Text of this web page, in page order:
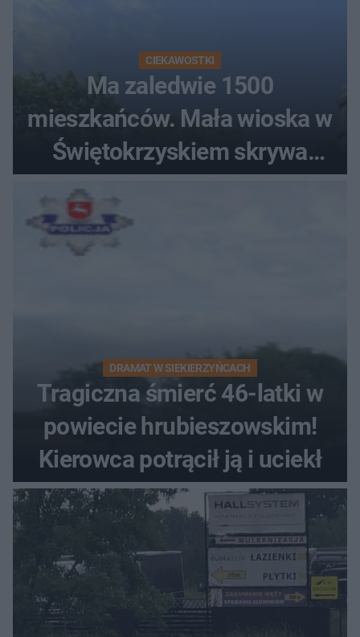
CIEKAWOSTKI
Ma zaledwie 1500
mieszkańców. Mała wioska w
Świętokrzyskiem skrywa
zabytki, bywał tu nawet król
DRAMAT W SIEKIERZYŃCACH
Tragiczna śmierć 46-latki w
powiecie hrubieszowskim!
Kierowca potrącił ją i uciekł